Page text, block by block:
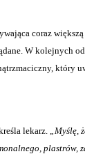
coraz
W kolejnych
który
lekarz.
„Myślę,
plastrów,